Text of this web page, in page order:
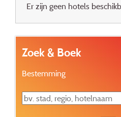
Er zijn geen hotels
Zoek & Boek
Bestemming